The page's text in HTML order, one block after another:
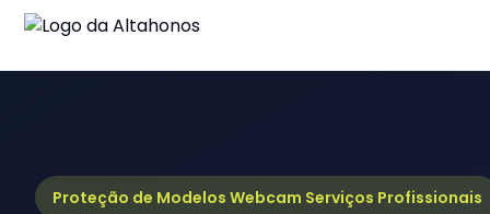
Proteção de Modelos Webcam Serviços Profissionais